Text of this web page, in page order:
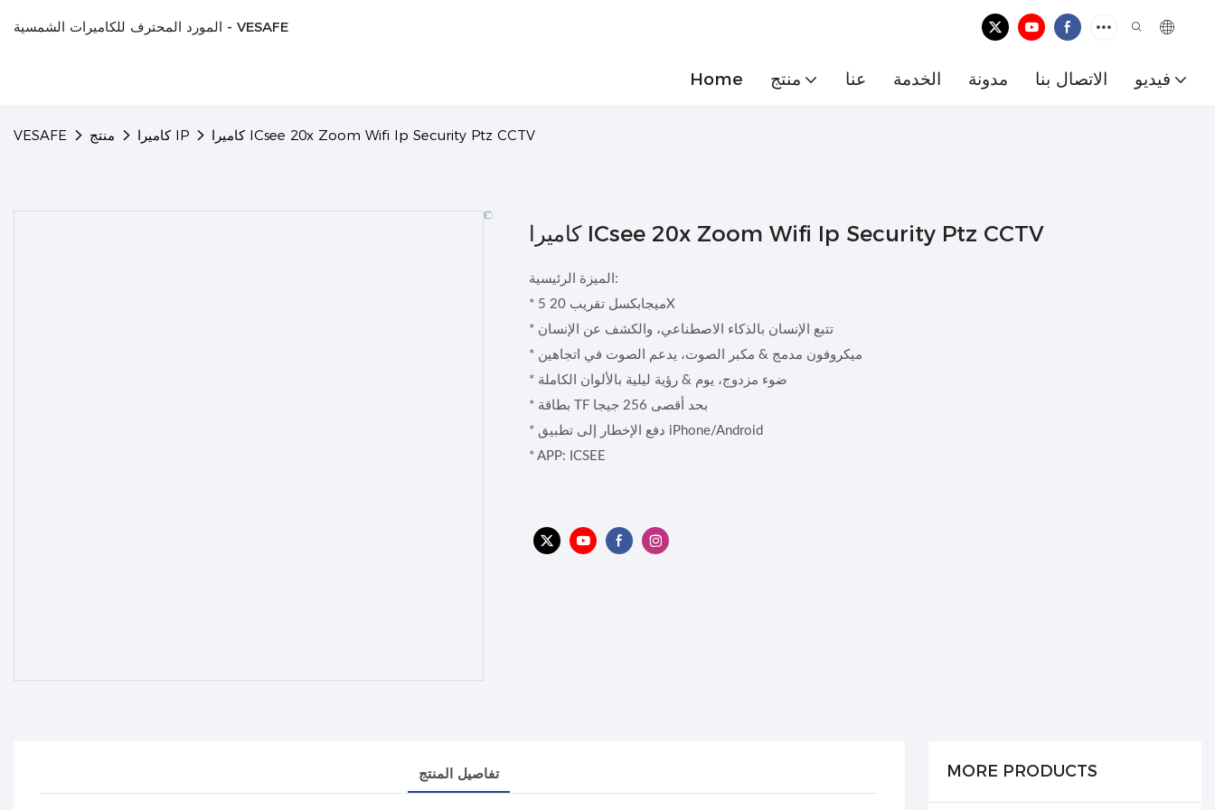
المورد المحترف للكاميرات الشمسية - VESAFE
Home منتج عنا الخدمة مدونة الاتصال بنا فيديو
VESAFE منتج كاميرا IP كاميرا ICsee 20x Zoom Wifi Ip Security Ptz CCTV
كاميرا ICsee 20x Zoom Wifi Ip Security Ptz CCTV
الميزة الرئيسية:
* 5 ميجابكسل تقريب 20X
* تتبع الإنسان بالذكاء الاصطناعي، والكشف عن الإنسان
* ميكروفون مدمج & مكبر الصوت، يدعم الصوت في اتجاهين
* ضوء مزدوج، يوم & رؤية ليلية بالألوان الكاملة
* بطاقة TF بحد أقصى 256 جيجا
* دفع الإخطار إلى تطبيق iPhone/Android
* APP: ICSEE
تفاصيل المنتج MORE PRODUCTS